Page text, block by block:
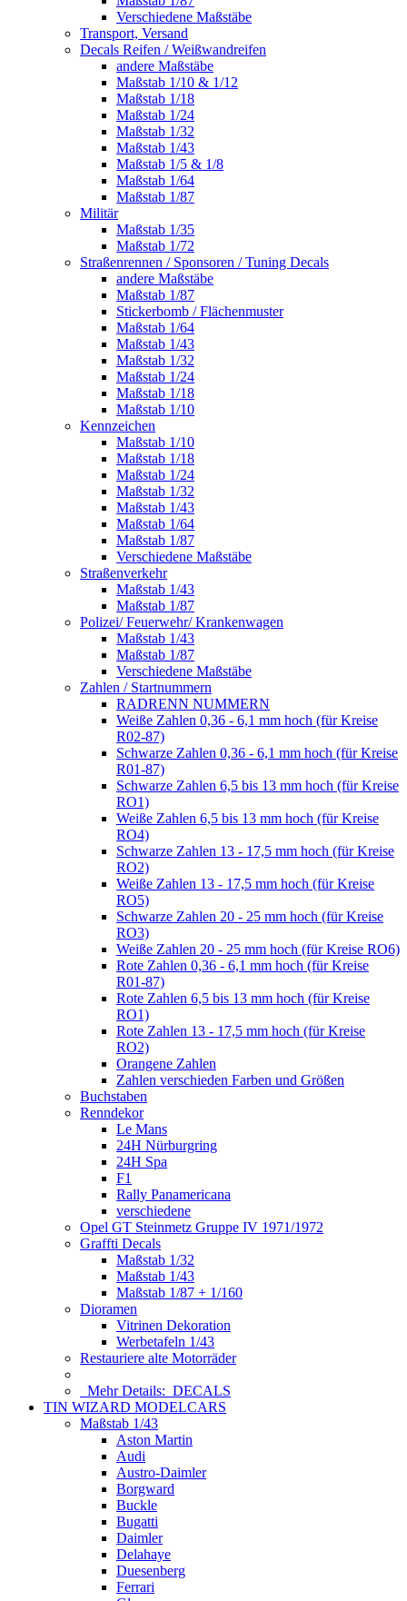
Verschiedene Maßstäbe
Transport, Versand
Decals Reifen / Weißwandreifen
andere Maßstäbe
Maßstab 1/10 & 1/12
Maßstab 1/18
Maßstab 1/24
Maßstab 1/32
Maßstab 1/43
Maßstab 1/5 & 1/8
Maßstab 1/64
Maßstab 1/87
Militär
Maßstab 1/35
Maßstab 1/72
Straßenrennen / Sponsoren / Tuning Decals
andere Maßstäbe
Maßstab 1/87
Stickerbomb / Flächenmuster
Maßstab 1/64
Maßstab 1/43
Maßstab 1/32
Maßstab 1/24
Maßstab 1/18
Maßstab 1/10
Kennzeichen
Maßstab 1/10
Maßstab 1/18
Maßstab 1/24
Maßstab 1/32
Maßstab 1/43
Maßstab 1/64
Maßstab 1/87
Verschiedene Maßstäbe
Straßenverkehr
Maßstab 1/43
Maßstab 1/87
Polizei/ Feuerwehr/ Krankenwagen
Maßstab 1/43
Maßstab 1/87
Verschiedene Maßstäbe
Zahlen / Startnummern
RADRENN NUMMERN
Weiße Zahlen 0,36 - 6,1 mm hoch (für Kreise
R02-87)
Schwarze Zahlen 0,36 - 6,1 mm hoch (für Kreise
R01-87)
Schwarze Zahlen 6,5 bis 13 mm hoch (für Kreise
RO1)
Weiße Zahlen 6,5 bis 13 mm hoch (für Kreise
RO4)
Schwarze Zahlen 13 - 17,5 mm hoch (für Kreise
RO2)
Weiße Zahlen 13 - 17,5 mm hoch (für Kreise
RO5)
Schwarze Zahlen 20 - 25 mm hoch (für Kreise
RO3)
Weiße Zahlen 20 - 25 mm hoch (für Kreise RO6)
Rote Zahlen 0,36 - 6,1 mm hoch (für Kreise
R01-87)
Rote Zahlen 6,5 bis 13 mm hoch (für Kreise
RO1)
Rote Zahlen 13 - 17,5 mm hoch (für Kreise
RO2)
Orangene Zahlen
Zahlen verschieden Farben und Größen
Buchstaben
Renndekor
Le Mans
24H Nürburgring
24H Spa
F1
Rally Panamericana
verschiedene
Opel GT Steinmetz Gruppe IV 1971/1972
Graffti Decals
Maßstab 1/32
Maßstab 1/43
Maßstab 1/87 + 1/160
Dioramen
Vitrinen Dekoration
Werbetafeln 1/43
Restauriere alte Motorräder
Mehr Details: DECALS
TIN WIZARD MODELCARS
Maßstab 1/43
Aston Martin
Audi
Austro-Daimler
Borgward
Buckle
Bugatti
Daimler
Delahaye
Duesenberg
Ferrari